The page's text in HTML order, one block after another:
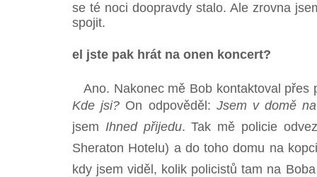
se té noci doopravdy stalo. Ale zrovna
spojit.
el jste pak hrát na onen koncert?
Ano. Nakonec mě Bob kontaktoval přes
Kde jsi? On odpověděl: Jsem v domě
jsem Ihned přijedu. Tak mě policie
Sheraton Hotelu) a do toho domu na
kdy jsem viděl, kolik policistů tam na